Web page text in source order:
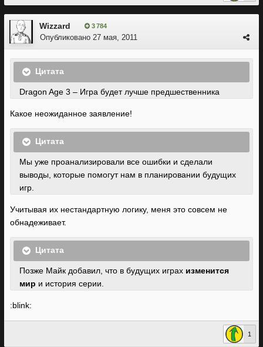
Wizzard 3 784
Опубликовано 27 мая, 2011
Цитата
Dragon Age 3 – Игра будет лучше предшественника
Какое неожиданное заявление!
Цитата
Мы уже проанализировали все ошибки и сделали
выводы, которые помогут нам в планировании будущих
игр.
Учитывая их нестандартную логику, меня это совсем не
обнадеживает.
Цитата
Позже Майк добавил, что в будущих играх изменится
мир и история серии.
:blink:
1